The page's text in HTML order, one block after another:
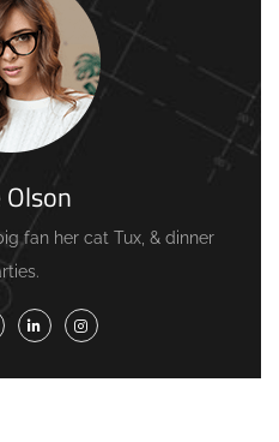
fan her cat Tux, & dinner